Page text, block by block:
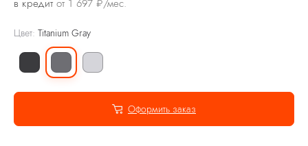
в кредит от 1 697 ₽/мес.
Цвет: Titanium Gray
Оформить заказ